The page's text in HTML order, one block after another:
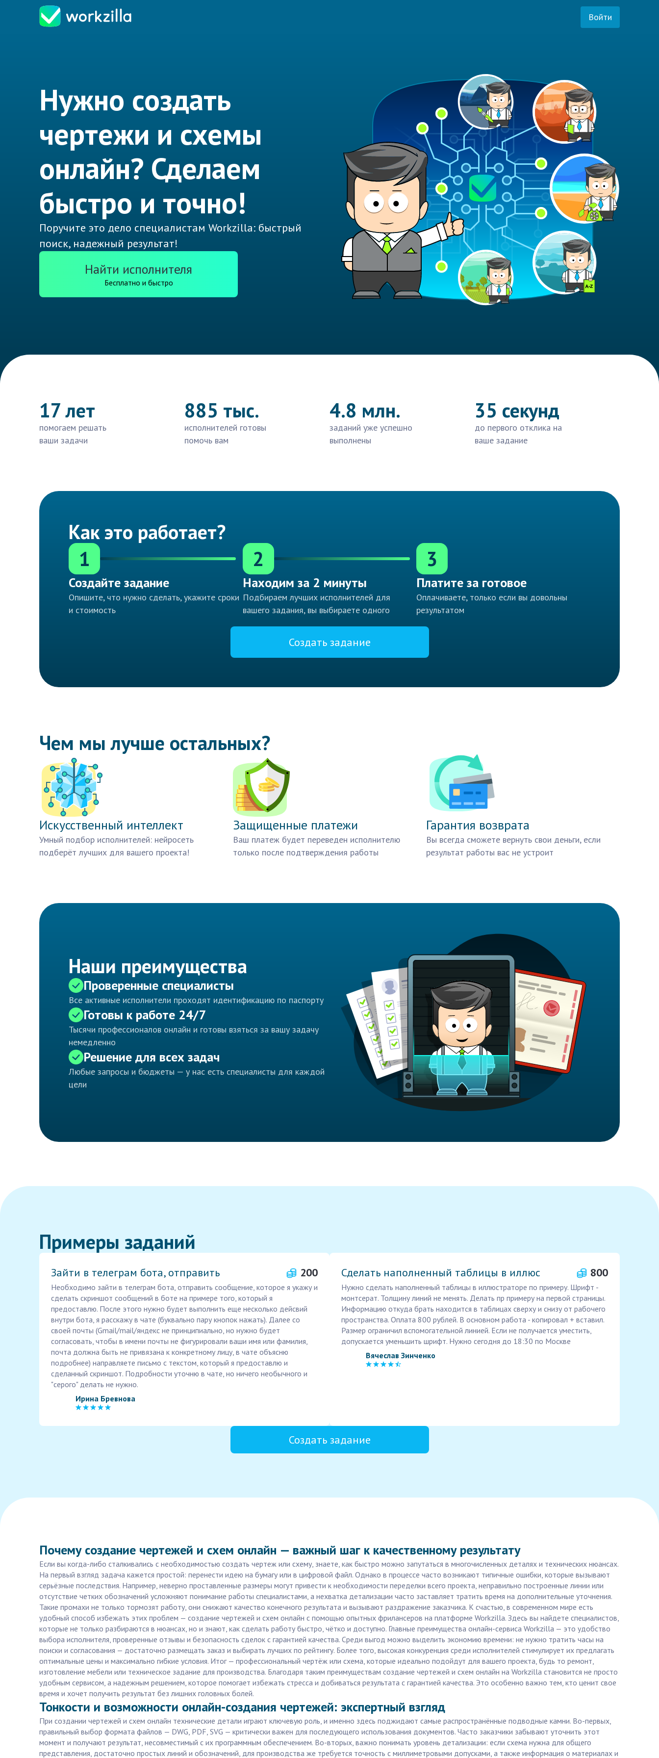
Войти
Нужно создать
чертежи и схемы
онлайн? Сделаем
быстро и точно!
Поручите это дело специалистам Workzilla: быстрый
поиск, надежный результат!
Найти исполнителя
Бесплатно и быстро
17 лет
помогаем решать
ваши задачи
885 тыс.
исполнителей готовы
помочь вам
4.8 млн.
заданий уже успешно
выполнены
35 секунд
до первого отклика на
ваше задание
Как это работает?
1
Создайте задание
Опишите, что нужно сделать, укажите сроки
и стоимость
2
Находим за 2 минуты
Подбираем лучших исполнителей для
вашего задания, вы выбираете одного
3
Платите за готовое
Оплачиваете, только если вы довольны
результатом
Создать задание
Чем мы лучше остальных?
Искусственный интеллект
Умный подбор исполнителей: нейросеть
подберёт лучших для вашего проекта!
Защищенные платежи
Ваш платеж будет переведен исполнителю
только после подтверждения работы
Гарантия возврата
Вы всегда сможете вернуть свои деньги, если
результат работы вас не устроит
Наши преимущества
Проверенные специалисты
Все активные исполнители проходят идентификацию по паспорту
Готовы к работе 24/7
Тысячи профессионалов онлайн и готовы взяться за вашу задачу
немедленно
Решение для всех задач
Любые запросы и бюджеты — у нас есть специалисты для каждой
цели
Примеры заданий
Зайти в телеграм бота, отправить 200
Необходимо зайти в телеграм бота, отправить сообщение, которое я укажу и
сделать скриншот сообщений в боте на примере того, который я
предоставлю. После этого нужно будет выполнить еще несколько дейсвий
внутри бота, я расскажу в чате (буквально пару кнопок нажать). Далее со
своей почты (Gmail/mail/яндекс не принципиально, но нужно будет
согласовать, чтобы в имени почты не фигурировали ваши имя или фамилия,
почта должна быть не привязана к конкретному лицу, в чате объясню
подробнее) направляете письмо с текстом, который я предоставлю и
сделанный скриншот. Подробности уточню в чате, но ничего необычного и
"серого" делать не нужно.
Ирина Бревнова
Сделать наполненный таблицы в иллюс 800
Нужно сделать наполненный таблицы в иллюстраторе по примеру. Шрифт -
монтсерат. Толщину линий не менять. Делать пр примеру на первой страницы.
Информацию откуда брать находится в таблицах сверху и снизу от рабочего
пространства. Оплата 800 рублей. В основном работа - копировал + вставил.
Размер ограничил вспомогательной линией. Если не получается уместить,
допускается уменьшить шрифт. Нужно сегодня до 18:30 по Москве
Вячеслав Зинченко
Создать задание
Почему создание чертежей и схем онлайн — важный шаг к качественному результату
Если вы когда-либо сталкивались с необходимостью создать чертеж или схему, знаете, как быстро можно запутаться в многочисленных деталях и технических нюансах.
На первый взгляд задача кажется простой: перенести идею на бумагу или в цифровой файл. Однако в процессе часто возникают типичные ошибки, которые вызывают
серьёзные последствия. Например, неверно проставленные размеры могут привести к необходимости переделки всего проекта, неправильно построенные линии или
отсутствие четких обозначений усложняют понимание работы специалистами, а нехватка детализации часто заставляет тратить время на дополнительные уточнения.
Такие промахи не только тормозят работу, они снижают качество конечного результата и вызывают раздражение заказчика. К счастью, в современном мире есть
удобный способ избежать этих проблем — создание чертежей и схем онлайн с помощью опытных фрилансеров на платформе Workzilla. Здесь вы найдете специалистов,
которые не только разбираются в нюансах, но и знают, как сделать работу быстро, чётко и доступно. Главные преимущества онлайн-сервиса Workzilla — это удобство
выбора исполнителя, проверенные отзывы и безопасность сделок с гарантией качества. Среди выгод можно выделить экономию времени: не нужно тратить часы на
поиски и согласования — достаточно размещать заказ и выбирать лучших по рейтингу. Более того, высокая конкуренция среди исполнителей стимулирует их предлагать
оптимальные цены и максимально гибкие условия. Итог — профессиональный чертёж или схема, которые идеально подойдут для вашего проекта, будь то ремонт,
изготовление мебели или техническое задание для производства. Благодаря таким преимуществам создание чертежей и схем онлайн на Workzilla становится не просто
удобным сервисом, а надежным решением, которое помогает избежать стресса и добиваться результата с гарантией качества. Это особенно важно тем, кто ценит свое
время и хочет получить результат без лишних головных болей.
Тонкости и возможности онлайн-создания чертежей: экспертный взгляд
При создании чертежей и схем онлайн технические детали играют ключевую роль, и именно здесь поджидают самые распространённые подводные камни. Во-первых,
правильный выбор формата файлов — DWG, PDF, SVG — критически важен для последующего использования документов. Часто заказчики забывают уточнить этот
момент и получают результат, несовместимый с их программным обеспечением. Во-вторых, важно понимать уровень детализации: если схема нужна для общего
представления, достаточно простых линий и обозначений, для производства же требуется точность с миллиметровыми допусками, а также информация о материалах и